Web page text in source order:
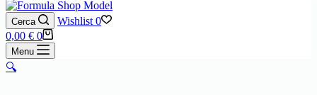
Cerca Wishlist 0
Carrello
0,00 € 0
Menu
🔍